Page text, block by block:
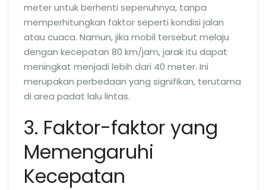
meter untuk berhenti sepenuhnya, tanpa
memperhitungkan faktor seperti kondisi jalan
atau cuaca. Namun, jika mobil tersebut melaju
dengan kecepatan 80 km/jam, jarak itu dapat
meningkat menjadi lebih dari 40 meter. Ini
merupakan perbedaan yang signifikan, terutama
di area padat lalu lintas.
3. Faktor-faktor yang
Memengaruhi
Kecepatan